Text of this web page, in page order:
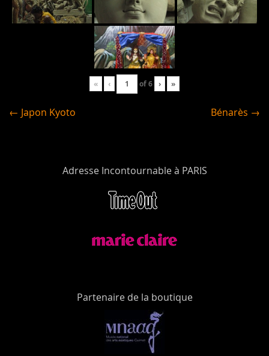
« ‹ of6 › »
← Japon Kyoto Bénarès →
Adresse Incontournable à PARIS
Partenaire de la boutique